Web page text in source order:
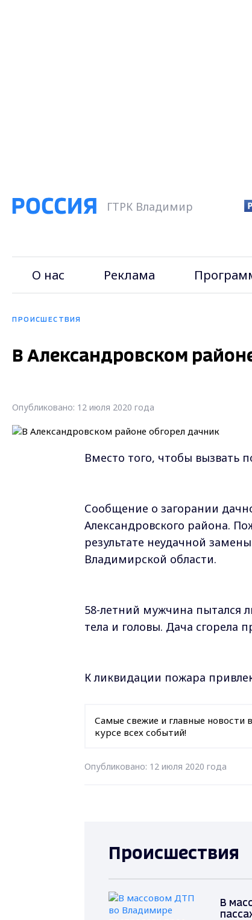
ГТРК Владимир
О нас Реклама
ПРОИСШЕСТВИЯ
В Александровском
Опубликовано: 12 июля 2020 года
Вместо того, чтобы вызвать
Сообщение о загорании
Александровского района.
результате неудачной
Владимирской области.
58-летний мужчина пытался
тела и головы. Дача сгорела
К ликвидации пожара
Самые свежие и главные новости
курсе всех событий!
Опубликовано: 12 июля 2020 года
Происшествия
В